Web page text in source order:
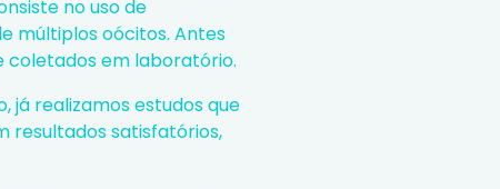
no uso de
múltiplos oócitos. Antes
coletados em laboratório.
já realizamos estudos que
resultados satisfatórios,